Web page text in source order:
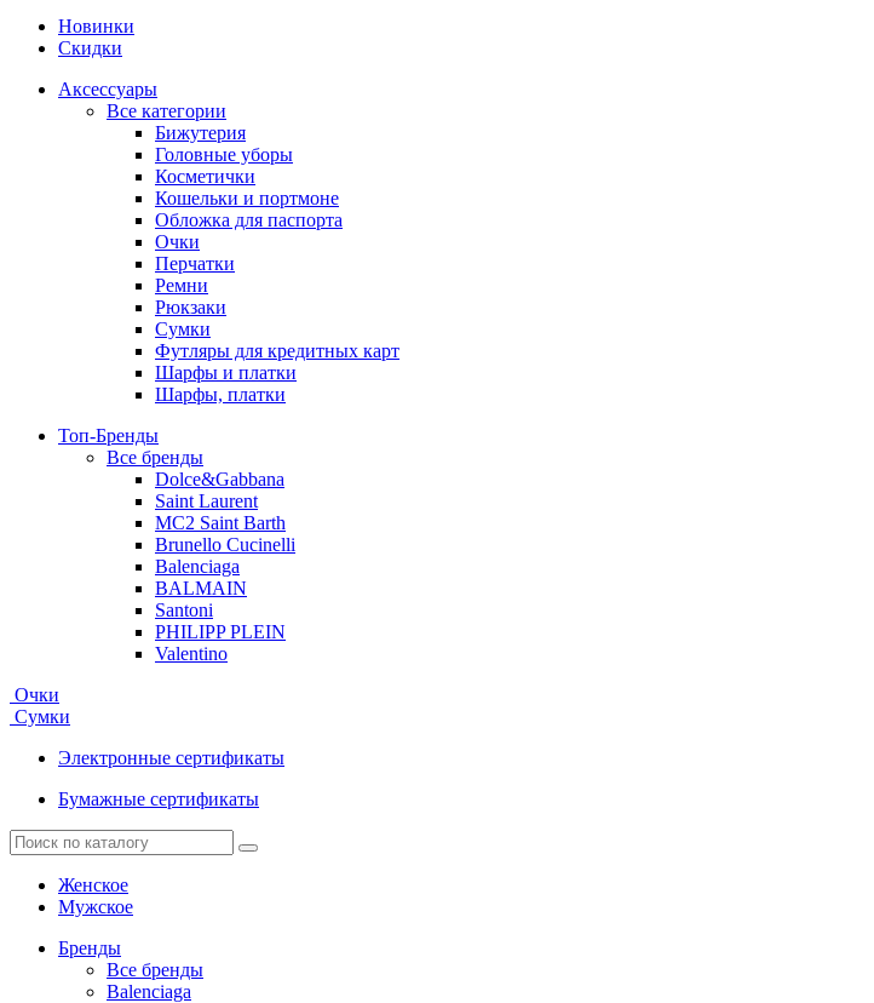
Новинки
Скидки
Аксессуары
Все категории
Бижутерия
Головные уборы
Косметички
Кошельки и портмоне
Обложка для паспорта
Очки
Перчатки
Ремни
Рюкзаки
Сумки
Футляры для кредитных карт
Шарфы и платки
Шарфы, платки
Топ-Бренды
Все бренды
Dolce&Gabbana
Saint Laurent
MC2 Saint Barth
Brunello Cucinelli
Balenciaga
BALMAIN
Santoni
PHILIPP PLEIN
Valentino
Очки
Сумки
Электронные сертификаты
Бумажные сертификаты
Женское
Мужское
Бренды
Все бренды
Balenciaga